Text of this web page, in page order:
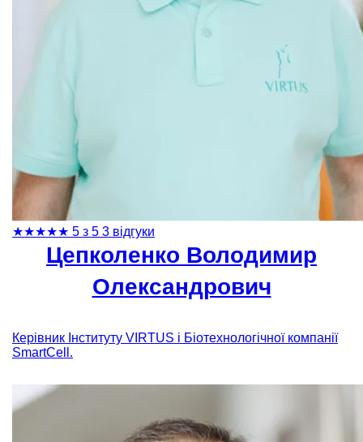
★★★★★ 5 з 5 3 відгуки
Цепколенко Володимир
Олександрович
Керівник Інституту VIRTUS і Біотехнологічної компанії
SmartCell.